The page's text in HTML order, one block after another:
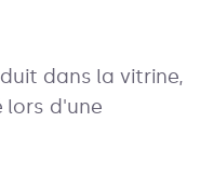
dans la vitrine,
lors d'une